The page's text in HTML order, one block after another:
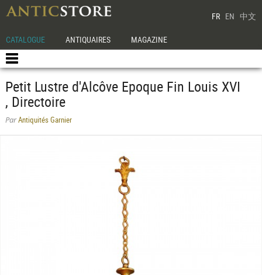
FR EN 中文
CATALOGUE ANTIQUAIRES MAGAZINE
Petit Lustre d'Alcôve Epoque Fin Louis XVI
, Directoire
ParAntiquités Garnier